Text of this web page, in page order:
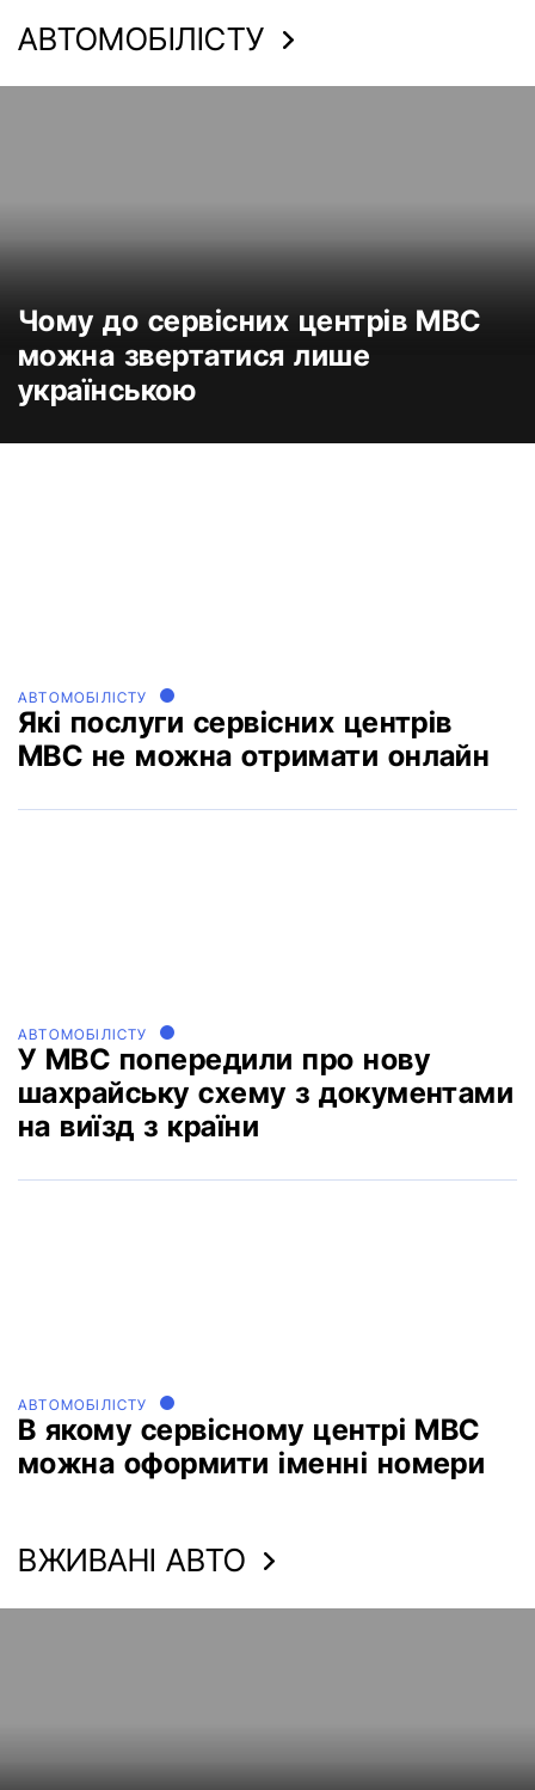
АВТОМОБІЛІСТУ
Чому до сервісних центрів МВС
можна звертатися лише
українською
АВТОМОБІЛІСТУ
Які послуги сервісних центрів
МВС не можна отримати онлайн
АВТОМОБІЛІСТУ
У МВС попередили про нову
шахрайську схему з документами
на виїзд з країни
АВТОМОБІЛІСТУ
В якому сервісному центрі МВС
можна оформити іменні номери
ВЖИВАНІ АВТО